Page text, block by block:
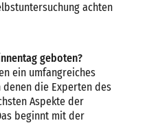
achten
geboten?
ein umfangreiches
die Experten des
Aspekte der
beginnt mit der